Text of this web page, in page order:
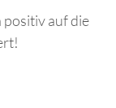
positiv auf die